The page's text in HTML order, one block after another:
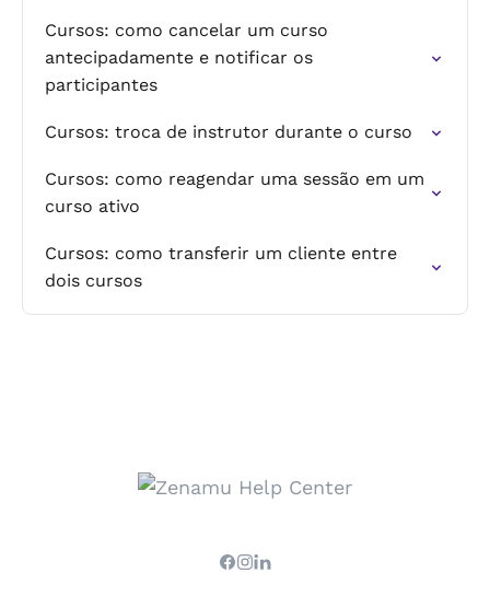
Cursos: como cancelar um curso
antecipadamente e notificar os
participantes
Cursos: troca de instrutor durante o curso
Cursos: como reagendar uma sessão em um
curso ativo
Cursos: como transferir um cliente entre
dois cursos